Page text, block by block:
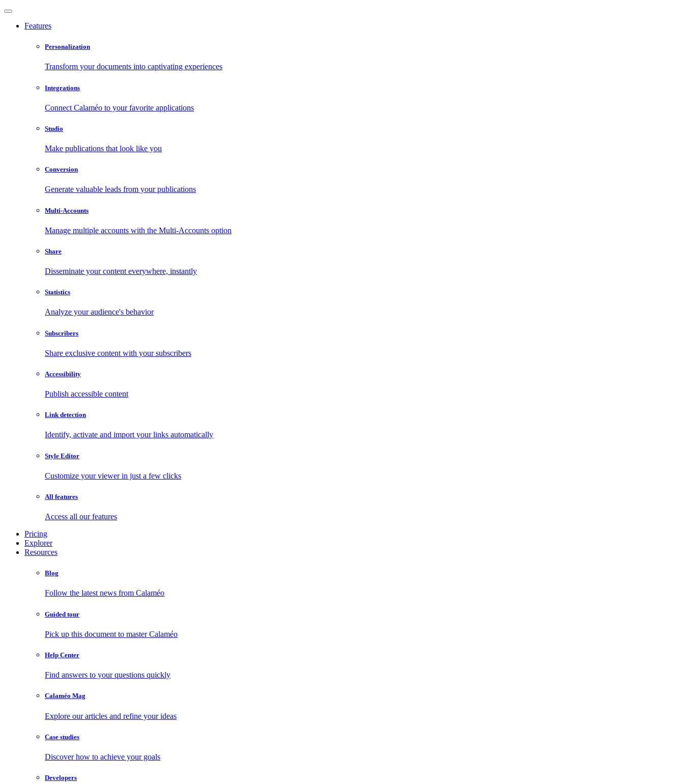
Features
Personalization
Transform your documents into captivating experiences
Integrations
Connect Calaméo to your favorite applications
Studio
Make publications that look like you
Conversion
Generate valuable leads from your publications
Multi-Accounts
Manage multiple accounts with the Multi-Accounts option
Share
Disseminate your content everywhere, instantly
Statistics
Analyze your audience's behavior
Subscribers
Share exclusive content with your subscribers
Accessibility
Publish accessible content
Link detection
Identify, activate and import your links automatically
Style Editor
Customize your viewer in just a few clicks
All features
Access all our features
Pricing
Explorer
Resources
Blog
Follow the latest news from Calaméo
Guided tour
Pick up this document to master Calaméo
Help Center
Find answers to your questions quickly
Calaméo Mag
Explore our articles and refine your ideas
Case studies
Discover how to achieve your goals
Developers